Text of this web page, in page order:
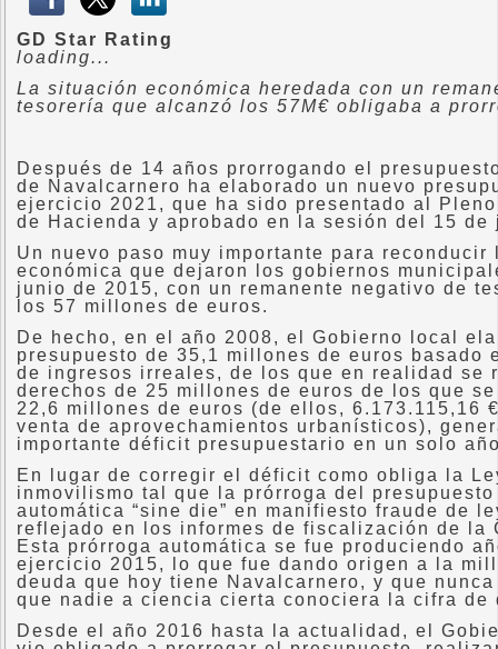
GD Star Rating
loading...
La situación económica heredada con un
tesorería que alcanzó los 57M€ obligaba a
Después de 14 años prorrogando el
de Navalcarnero ha elaborado un nuevo
ejercicio 2021, que ha sido presentado al
de Hacienda y aprobado en la sesión del 15 de
Un nuevo paso muy importante para
económica que dejaron los gobiernos
junio de 2015, con un remanente negativo de
los 57 millones de euros.
De hecho, en el año 2008, el Gobierno local
presupuesto de 35,1 millones de euros basado
de ingresos irreales, de los que en realidad se
derechos de 25 millones de euros de los que
22,6 millones de euros (de ellos, 6.173.115,16
venta de aprovechamientos urbanísticos),
importante déficit presupuestario en un solo
En lugar de corregir el déficit como obliga la
inmovilismo tal que la prórroga del
automática “sine die” en manifiesto fraude de
reflejado en los informes de fiscalización de la
Esta prórroga automática se fue produciendo
ejercicio 2015, lo que fue dando origen a la
deuda que hoy tiene Navalcarnero, y que
que nadie a ciencia cierta conociera la cifra de
Desde el año 2016 hasta la actualidad, el